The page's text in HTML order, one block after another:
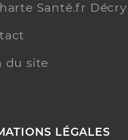
Santé.fr
du site
LÉGALES